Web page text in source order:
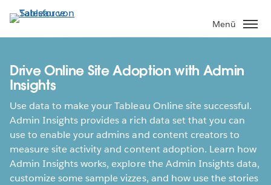
Direkt
zum
Inhalt
Menü
Drive Online Site Adoption with Admin
Insights
Use data to make your Tableau Online site successful.
Admin Insights provides a rich data set that you can
use to enable your admins and content creators to
measure site activity and content adoption. Learn how
Admin Insights works, explore the Admin Insights data,
customize some sample vizzes, and how use the stories